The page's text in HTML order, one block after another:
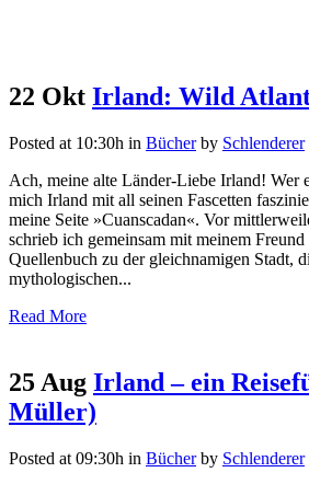
22 Okt Irland: Wild
Posted at 10:30h in Bücher by Schlenderer
Ach, meine alte Länder-Liebe Irland! Wer
mich Irland mit all seinen Fascetten
meine Seite »Cuanscadan«. Vor
schrieb ich gemeinsam mit meinem
Quellenbuch zu der gleichnamigen Stadt,
mythologischen...
Read More
25 Aug Irland – ein
Müller)
Posted at 09:30h in Bücher by Schlenderer